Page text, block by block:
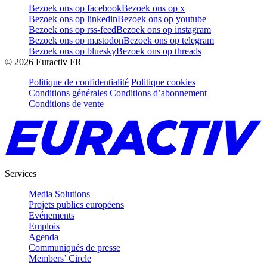
Bezoek ons op facebookBezoek ons op x
Bezoek ons op linkedinBezoek ons op youtube
Bezoek ons op rss-feedBezoek ons op instagram
Bezoek ons op mastodonBezoek ons op telegram
Bezoek ons op blueskyBezoek ons op threads
© 2026 Euractiv FR
Politique de confidentialité Politique cookies
Conditions générales Conditions d’abonnement
Conditions de vente
Services
Media Solutions
Projets publics européens
Evénements
Emplois
Agenda
Communiqués de presse
Members’ Circle